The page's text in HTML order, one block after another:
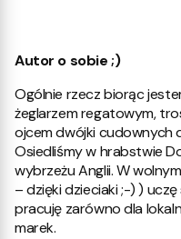
Autor o sobie ;)
Ogólnie rzecz biorąc
żeglarzem regatowym,
ojcem dwójki cudownych
Osiedliśmy w hrabstwie
wybrzeżu Anglii. W
– dzięki dzieciaki ;-) )
pracuję zarówno dla
marek.